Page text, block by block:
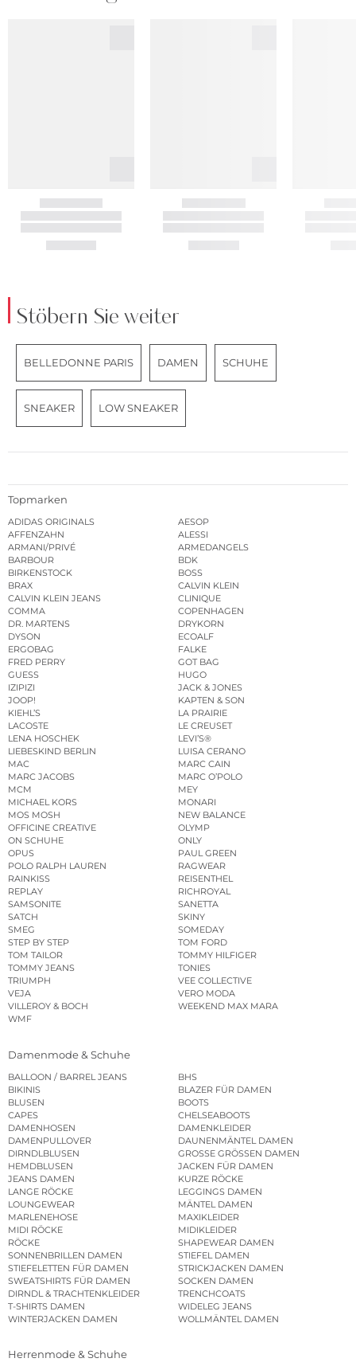
Stöbern Sie weiter
BELLEDONNE PARIS DAMEN SCHUHE
SNEAKER LOW SNEAKER
Topmarken
ADIDAS ORIGINALS
AESOP
AFFENZAHN
ALESSI
ARMANI/PRIVÉ
ARMEDANGELS
BARBOUR
BDK
BIRKENSTOCK
BOSS
BRAX
CALVIN KLEIN
CALVIN KLEIN JEANS
CLINIQUE
COMMA
COPENHAGEN
DR. MARTENS
DRYKORN
DYSON
ECOALF
ERGOBAG
FALKE
FRED PERRY
GOT BAG
GUESS
HUGO
IZIPIZI
JACK & JONES
JOOP!
KAPTEN & SON
KIEHL’S
LA PRAIRIE
LACOSTE
LE CREUSET
LENA HOSCHEK
LEVI’S®
LIEBESKIND BERLIN
LUISA CERANO
MAC
MARC CAIN
MARC JACOBS
MARC O’POLO
MCM
MEY
MICHAEL KORS
MONARI
MOS MOSH
NEW BALANCE
OFFICINE CREATIVE
OLYMP
ON SCHUHE
ONLY
OPUS
PAUL GREEN
POLO RALPH LAUREN
RAGWEAR
RAINKISS
REISENTHEL
REPLAY
RICHROYAL
SAMSONITE
SANETTA
SATCH
SKINY
SMEG
SOMEDAY
STEP BY STEP
TOM FORD
TOM TAILOR
TOMMY HILFIGER
TOMMY JEANS
TONIES
TRIUMPH
VEE COLLECTIVE
VEJA
VERO MODA
VILLEROY & BOCH
WEEKEND MAX MARA
WMF
Damenmode & Schuhe
BALLOON / BARREL JEANS
BHS
BIKINIS
BLAZER FÜR DAMEN
BLUSEN
BOOTS
CAPES
CHELSEABOOTS
DAMENHOSEN
DAMENKLEIDER
DAMENPULLOVER
DAUNENMÄNTEL DAMEN
DIRNDLBLUSEN
GROSSE GRÖSSEN DAMEN
HEMDBLUSEN
JACKEN FÜR DAMEN
JEANS DAMEN
KURZE RÖCKE
LANGE RÖCKE
LEGGINGS DAMEN
LOUNGEWEAR
MÄNTEL DAMEN
MARLENEHOSE
MAXIKLEIDER
MIDI RÖCKE
MIDIKLEIDER
RÖCKE
SHAPEWEAR DAMEN
SONNENBRILLEN DAMEN
STIEFEL DAMEN
STIEFELETTEN FÜR DAMEN
STRICKJACKEN DAMEN
SWEATSHIRTS FÜR DAMEN
SOCKEN DAMEN
DIRNDL & TRACHTENKLEIDER
TRENCHCOATS
T-SHIRTS DAMEN
WIDELEG JEANS
WINTERJACKEN DAMEN
WOLLMÄNTEL DAMEN
Herrenmode & Schuhe